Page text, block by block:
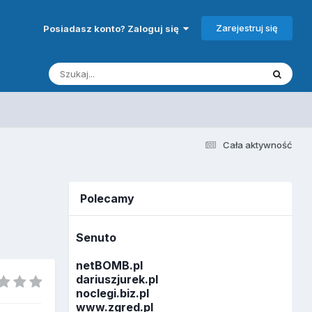
Posiadasz konto? Zaloguj się Zarejestruj się
Cała aktywność
Polecamy
Senuto
netBOMB.pl
dariuszjurek.pl
noclegi.biz.pl
www.zgred.pl